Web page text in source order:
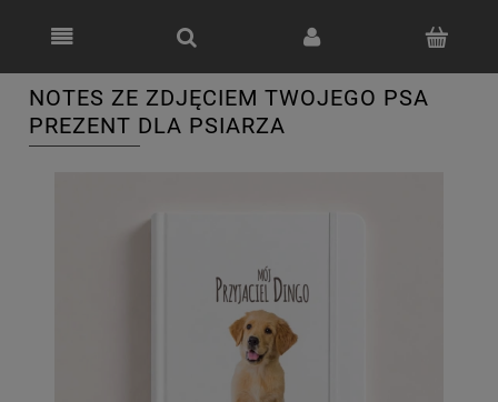
NOTES ZE ZDJĘCIEM TWOJEGO PSA
PREZENT DLA PSIARZA